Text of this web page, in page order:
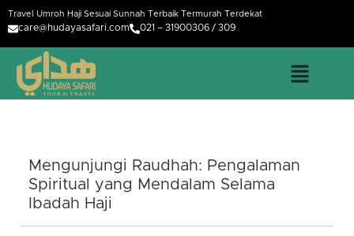
Travel Umroh Haji Sesuai Sunnah Terbaik Termurah Terdekat
care@hudayasafari.com 021 – 31900306 / 309
Mengunjungi Raudhah: Pengalaman
Spiritual yang Mendalam Selama
Ibadah Haji